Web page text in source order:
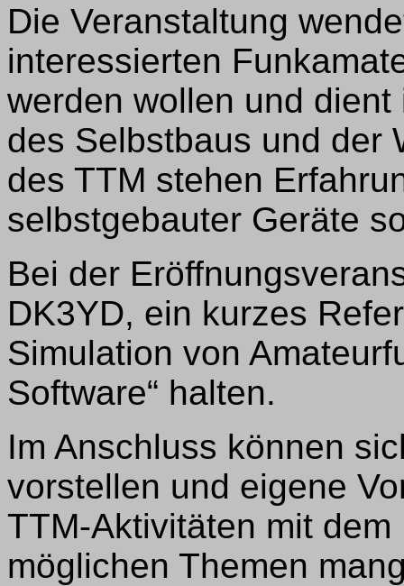
Die Veranstaltung
interessierten
werden wollen und
des Selbstbaus und der
des TTM stehen
selbstgebauter Geräte
Bei der
DK3YD, ein kurzes
Simulation von
Software“ halten.
Im Anschluss können
vorstellen und eigene
TTM-Aktivitäten mit
möglichen Themen